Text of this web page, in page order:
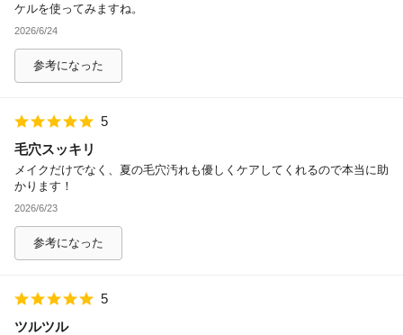
ケルを使ってみますね。
2026/6/24
参考になった
5
毛穴スッキリ
メイクだけでなく、夏の毛穴汚れも優しくケアしてくれるので本当に助
かります！
2026/6/23
参考になった
5
ツルツル